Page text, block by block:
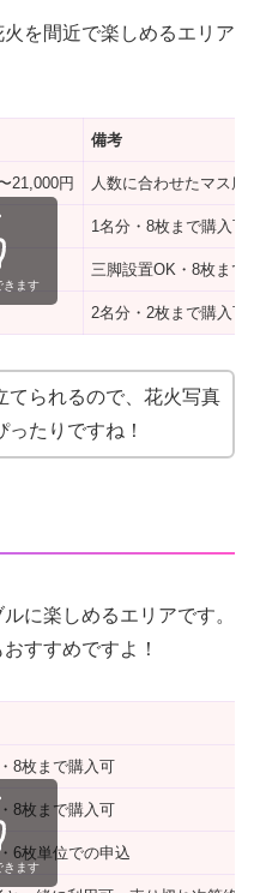
を間近で楽しめるエリア
備考
21,000円 人数に合わせたマス席
1名分・8枚まで購入可
三脚設置OK・8枚まで
2名分・2枚まで購入可
きます
てられるので、花火写真
たりですね！
に楽しめるエリアです。
すすめですよ！
8枚まで購入可
8枚まで購入可
6枚単位での申込
きます